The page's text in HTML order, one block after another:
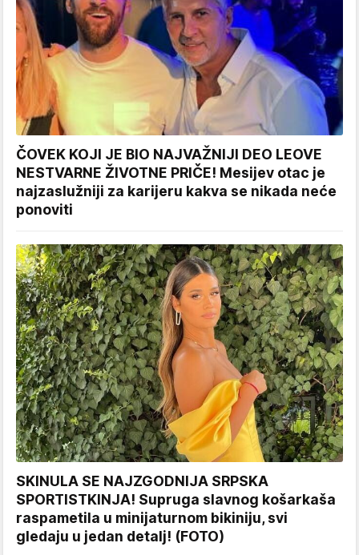
ČOVEK KOJI JE BIO NAJVAŽNIJI DEO LEOVE
NESTVARNE ŽIVOTNE PRIČE! Mesijev otac je
najzaslužniji za karijeru kakva se nikada neće
ponoviti
SKINULA SE NAJZGODNIJA SRPSKA
SPORTISTKINJA! Supruga slavnog košarkaša
raspametila u minijaturnom bikiniju, svi
gledaju u jedan detalj! (FOTO)